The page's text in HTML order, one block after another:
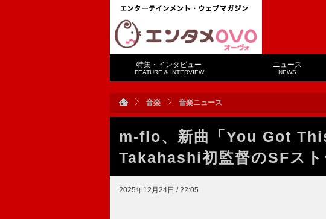
特集・インタビュー
FEATURE & INTERVIEW
ニュース
NEWS
音楽 音楽ニュース
m-flo、新曲「You Got
Takahashi初監督のSFスト
2025年12月24日 / 22:05